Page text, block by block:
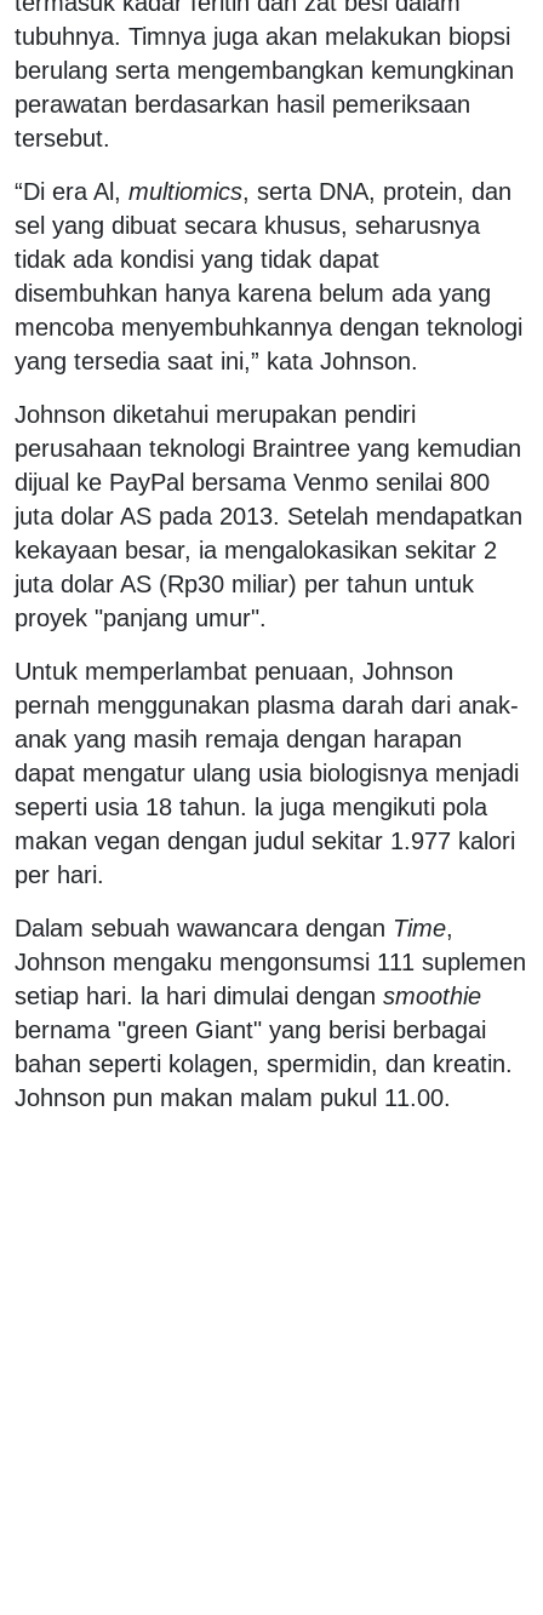
tubuhnya. Timnya juga akan melakukan biopsi
berulang serta mengembangkan kemungkinan
perawatan berdasarkan hasil pemeriksaan
tersebut.
“Di era Al, multiomics, serta DNA, protein, dan
sel yang dibuat secara khusus, seharusnya
tidak ada kondisi yang tidak dapat
disembuhkan hanya karena belum ada yang
mencoba menyembuhkannya dengan teknologi
yang tersedia saat ini,” kata Johnson.
Johnson diketahui merupakan pendiri
perusahaan teknologi Braintree yang kemudian
dijual ke PayPal bersama Venmo senilai 800
juta dolar AS pada 2013. Setelah mendapatkan
kekayaan besar, ia mengalokasikan sekitar 2
juta dolar AS (Rp30 miliar) per tahun untuk
proyek "panjang umur".
Untuk memperlambat penuaan, Johnson
pernah menggunakan plasma darah dari anak-
anak yang masih remaja dengan harapan
dapat mengatur ulang usia biologisnya menjadi
seperti usia 18 tahun. la juga mengikuti pola
makan vegan dengan judul sekitar 1.977 kalori
per hari.
Dalam sebuah wawancara dengan Time,
Johnson mengaku mengonsumsi 111 suplemen
setiap hari. la hari dimulai dengan smoothie
bernama "green Giant" yang berisi berbagai
bahan seperti kolagen, spermidin, dan kreatin.
Johnson pun makan malam pukul 11.00.